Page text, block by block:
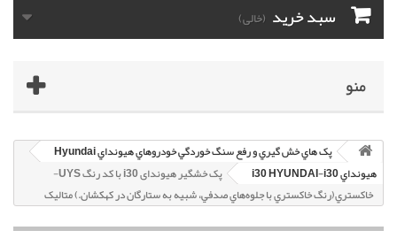
سبد خرید (خالی)
منو
پک هاي خش گيري و رفع سنگ خوردگي خودروهاي هيونداي Hyundai
هيونداي i30 HYUNDAI-i30
پک خشگير هیوندای i30 با کد رنگ UYS-
خاکستري(رنگ خاکستري با جلوه‌هاي صدفي، شبيه به ستارگان در کهکشان.) متاليک